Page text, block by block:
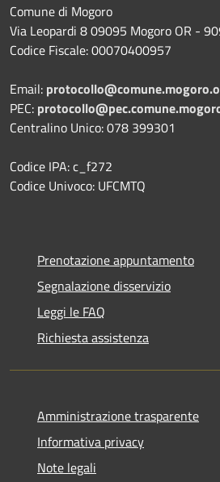
Comune di Mogoro
Via Leopardi 8 09095 Mogoro OR -
Codice Fiscale: 00070400957
Email:
PEC:
Centralino Unico: 078 399301
Codice IPA: c_f272
Codice Univoco: UFCMTQ
Prenotazione appuntamento
Segnalazione disservizio
Leggi le FAQ
Richiesta assistenza
Amministrazione trasparente
Informativa privacy
Note legali